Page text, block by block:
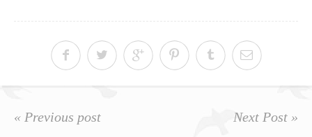
« Previous post Next Post »